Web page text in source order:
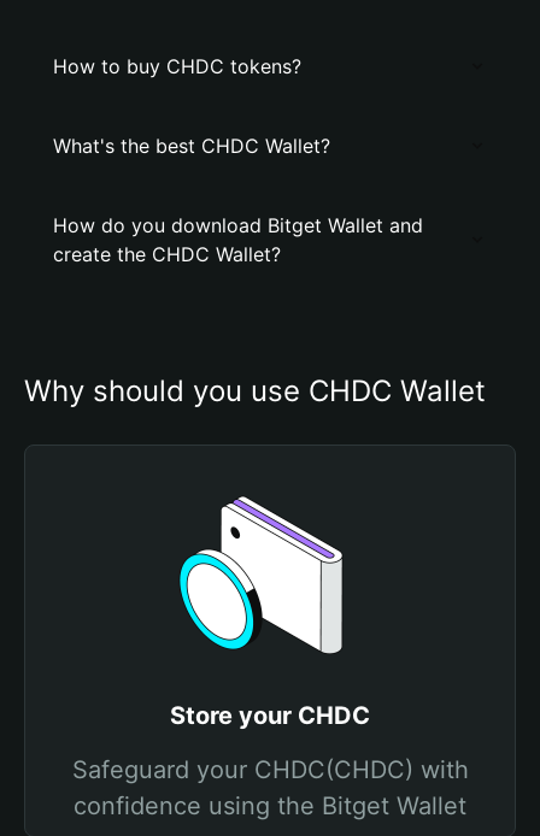
How to buy CHDC tokens?
What's the best CHDC Wallet?
How do you download Bitget Wallet and
create the CHDC Wallet?
Why should you use CHDC Wallet
Store your CHDC
Safeguard your CHDC(CHDC) with
confidence using the Bitget Wallet